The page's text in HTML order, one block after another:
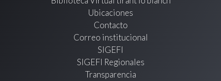
Ubicaciones
Contacto
Correo institucional
SIGEFI
SIGEFI Regionales
Transparencia